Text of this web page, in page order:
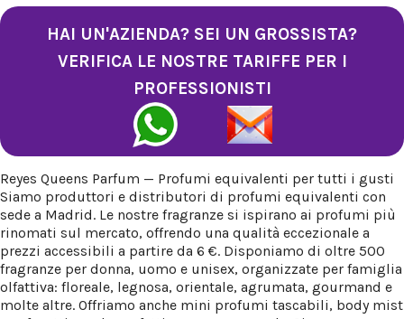
HAI UN'AZIENDA? SEI UN GROSSISTA?
VERIFICA LE NOSTRE TARIFFE PER I
PROFESSIONISTI
Reyes Queens Parfum — Profumi equivalenti per tutti i gusti
Siamo produttori e distributori di profumi equivalenti con
sede a Madrid. Le nostre fragranze si ispirano ai profumi più
rinomati sul mercato, offrendo una qualità eccezionale a
prezzi accessibili a partire da 6 €. Disponiamo di oltre 500
fragranze per donna, uomo e unisex, organizzate per famiglia
olfattiva: floreale, legnosa, orientale, agrumata, gourmand e
molte altre. Offriamo anche mini profumi tascabili, body mist